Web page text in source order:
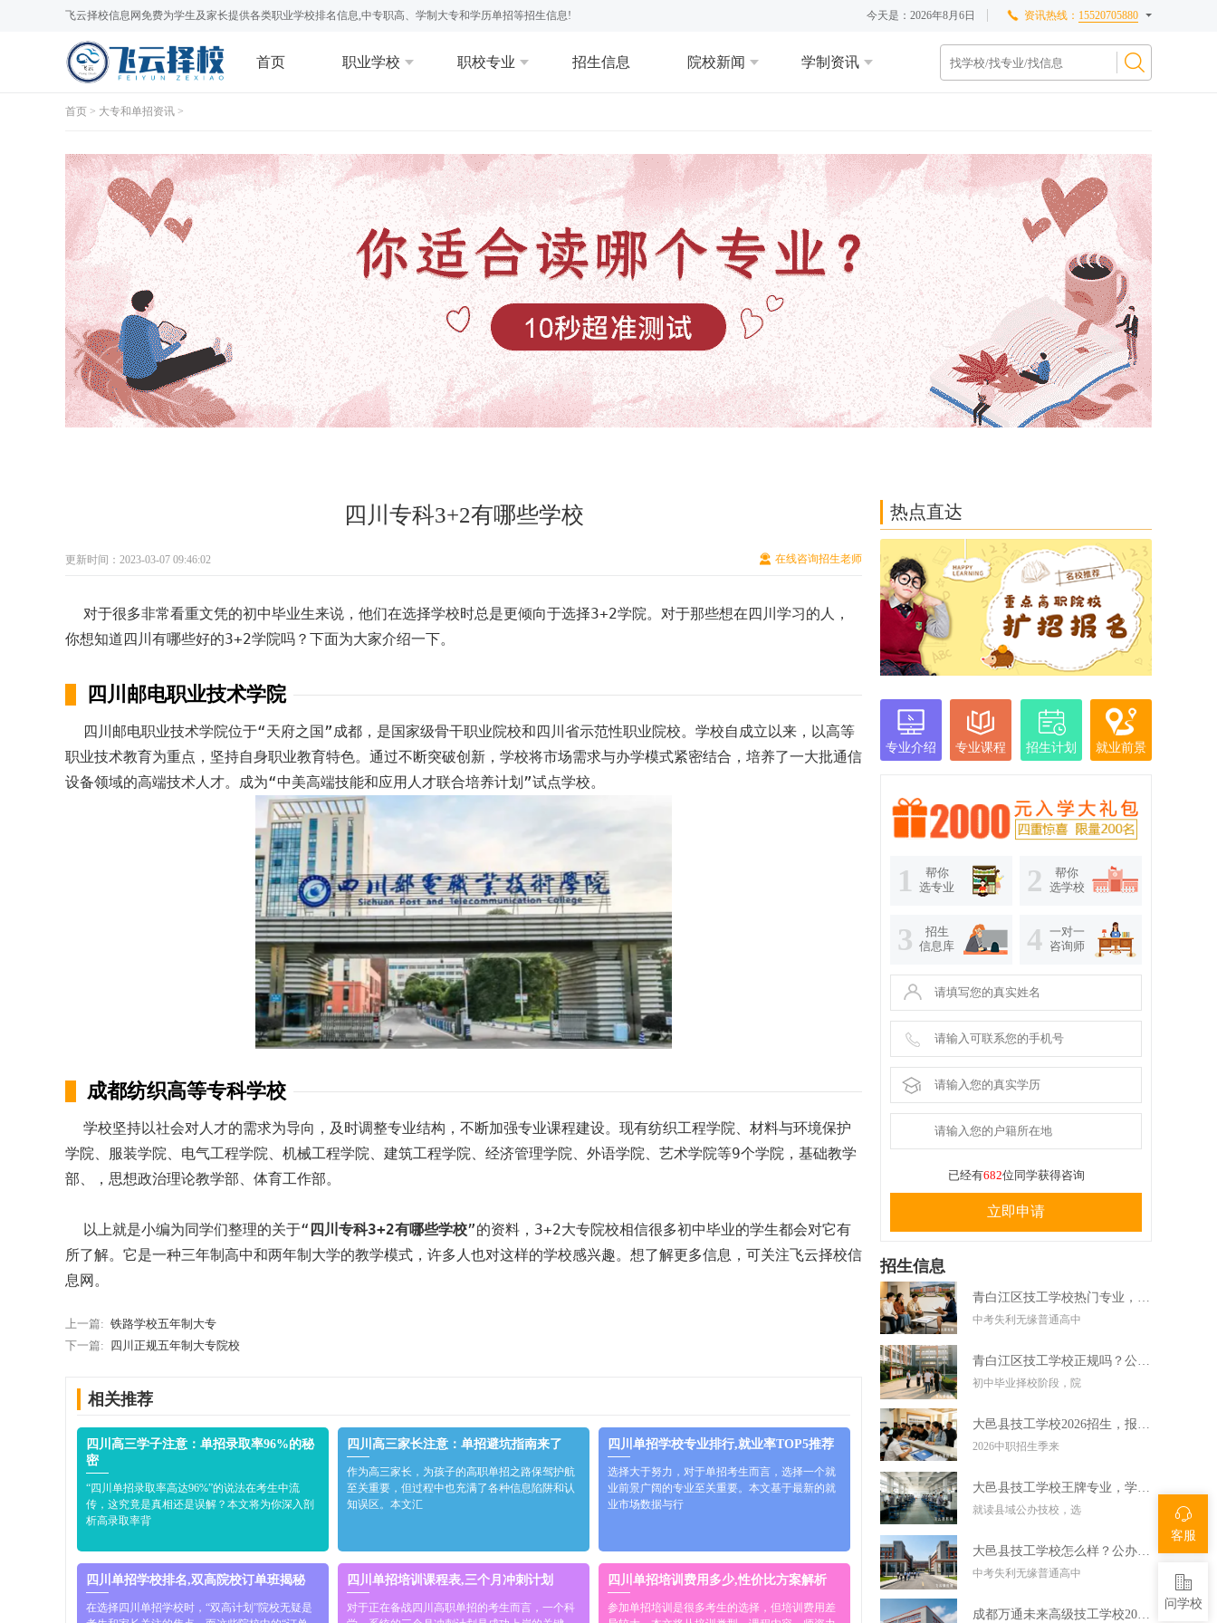
飞云择校信息网免费为学生及家长提供各类职业学校排名信息,中专职高、学制大专和学历单招等招生信息! 今天是： 2026年8月6日 资讯热线： 15520705880
首页 职业学校 职校专业 招生信息 院校新闻 学制资讯
首页 > 大专和单招资讯 >
热点直达
专业介绍 专业课程 招生计划 就业前景
1
帮你
选专业
2
帮你
选学校
3
招生
信息库
4 一对一
咨询师
已经有682位同学获得咨询
立即申请
招生信息
中考失利无缘普通高中
初中毕业择校阶段，院
2026中职招生季来
就读县域公办技校，选
中考失利无缘普通高中
四川专科3+2有哪些学校
更新时间：2023-03-07 09:46:02 在线咨询招生老师
对于很多非常看重文凭的初中毕业生来说，他们在选择学校时总是更倾向于选择3+2学院。对于那些想在四川学习的人，
你想知道四川有哪些好的3+2学院吗？下面为大家介绍一下。
四川邮电职业技术学院
四川邮电职业技术学院位于“天府之国”成都，是国家级骨干职业院校和四川省示范性职业院校。学校自成立以来，以高等
职业技术教育为重点，坚持自身职业教育特色。通过不断突破创新，学校将市场需求与办学模式紧密结合，培养了一大批通信
设备领域的高端技术人才。成为“中美高端技能和应用人才联合培养计划”试点学校。
成都纺织高等专科学校
学校坚持以社会对人才的需求为导向，及时调整专业结构，不断加强专业课程建设。现有纺织工程学院、材料与环境保护
学院、服装学院、电气工程学院、机械工程学院、建筑工程学院、经济管理学院、外语学院、艺术学院等9个学院，基础教学
部、，思想政治理论教学部、体育工作部。
以上就是小编为同学们整理的关于“ 四川专科3+2有哪些学校”的资料，3+2大专院校相信很多初中毕业的学生都会对它有
所了解。它是一种三年制高中和两年制大学的教学模式，许多人也对这样的学校感兴趣。想了解更多信息，可关注飞云择校信
息网。
上一篇: 铁路学校五年制大专
下一篇: 四川正规五年制大专院校
相关推荐
四川高三学子注意：单招录取率96%的秘
密
“四川单招录取率高达96%”的说法在考生中流
传，这究竟是真相还是误解？本文将为你深入剖
析高录取率背
四川高三家长注意：单招避坑指南来了
作为高三家长，为孩子的高职单招之路保驾护航
至关重要，但过程中也充满了各种信息陷阱和认
知误区。本文汇
四川单招学校专业排行,就业率TOP5推荐
选择大于努力，对于单招考生而言，选择一个就
业前景广阔的专业至关重要。本文基于最新的就
业市场数据与行
四川单招学校排名,双高院校订单班揭秘
在选择四川单招学校时，“双高计划”院校无疑是
四川单招培训课程表,三个月冲刺计划
对于正在备战四川高职单招的考生而言，一个科
四川单招培训费用多少,性价比方案解析
参加单招培训是很多考生的选择，但培训费用差
客服
问学校